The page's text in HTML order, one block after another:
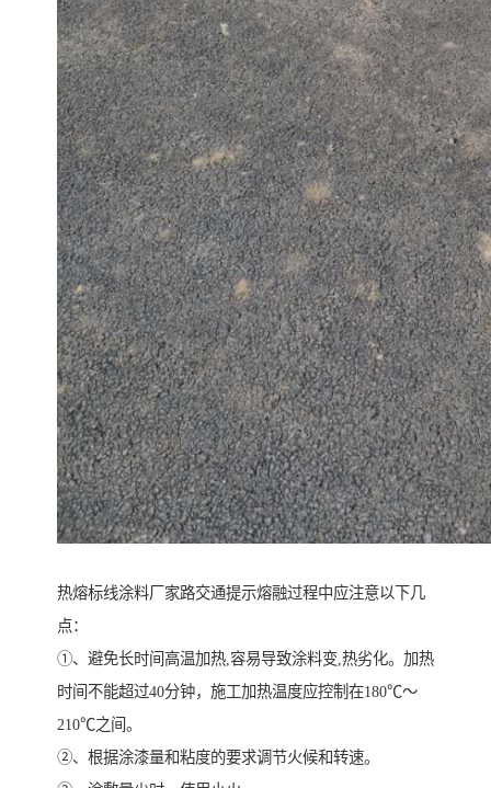
热熔标线涂料厂家路交通提示熔融过程中应注意以下几
点：
①、避免长时间高温加热,容易导致涂料变,热劣化。加热
时间不能超过40分钟，施工加热温度应控制在180℃～
210℃之间。
②、根据涂漆量和粘度的要求调节火候和转速。